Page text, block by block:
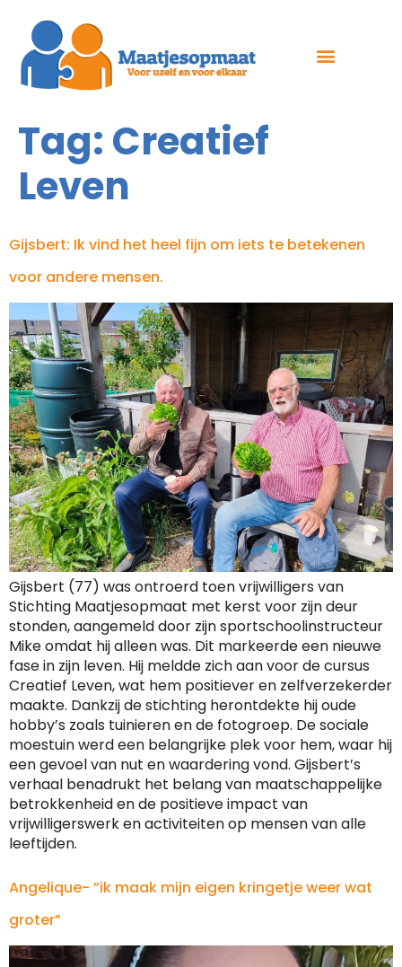
Tag: Creatief
Leven
Gijsbert: Ik vind het heel fijn om iets te betekenen
voor andere mensen.
Gijsbert (77) was ontroerd toen vrijwilligers van
Stichting Maatjesopmaat met kerst voor zijn deur
stonden, aangemeld door zijn sportschoolinstructeur
Mike omdat hij alleen was. Dit markeerde een nieuwe
fase in zijn leven. Hij meldde zich aan voor de cursus
Creatief Leven, wat hem positiever en zelfverzekerder
maakte. Dankzij de stichting herontdekte hij oude
hobby’s zoals tuinieren en de fotogroep. De sociale
moestuin werd een belangrijke plek voor hem, waar hij
een gevoel van nut en waardering vond. Gijsbert’s
verhaal benadrukt het belang van maatschappelijke
betrokkenheid en de positieve impact van
vrijwilligerswerk en activiteiten op mensen van alle
leeftijden.
Angelique- ”ik maak mijn eigen kringetje weer wat
groter”